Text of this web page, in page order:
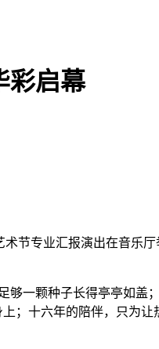
彩启幕
节专业汇报演出在音乐
一颗种子长得亭亭如盖
；十六年的陪伴，只为